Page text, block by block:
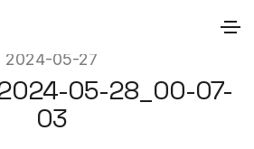
2024-05-27
05-28_00-07-
03